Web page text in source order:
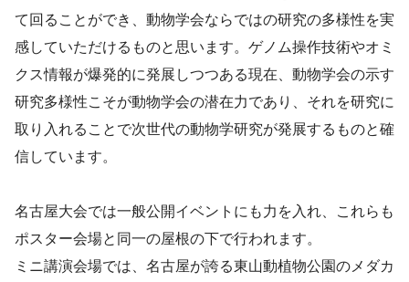
て回ることができ、動物学会ならではの研究の多様性を実
感していただけるものと思います。ゲノム操作技術やオミ
クス情報が爆発的に発展しつつある現在、動物学会の示す
研究多様性こそが動物学会の潜在力であり、それを研究に
取り入れることで次世代の動物学研究が発展するものと確
信しています。
名古屋大会では一般公開イベントにも力を入れ、これらも
ポスター会場と同一の屋根の下で行われます。
ミニ講演会場では、名古屋が誇る東山動植物公園のメダカ